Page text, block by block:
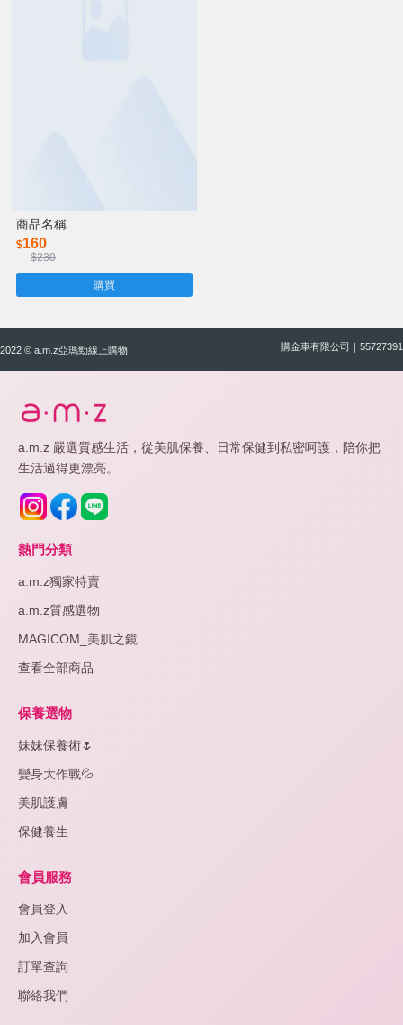
商品名稱
$160
$230
購買
2022 © a.m.z亞瑪勁線上購物 購金車有限公司｜55727391
a.m.z 嚴選質感生活，從美肌保養、日常保健到私密呵護，陪你把
生活過得更漂亮。
熱門分類
a.m.z獨家特賣
a.m.z質感選物
MAGICOM_美肌之鏡
查看全部商品
保養選物
妹妹保養術🌷
變身大作戰💦
美肌護膚
保健養生
會員服務
會員登入
加入會員
訂單查詢
聯絡我們